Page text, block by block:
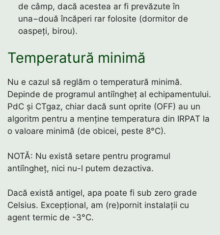
de câmp, dacă acestea ar fi prevăzute în
una−două încăperi rar folosite (dormitor de
oaspeți, birou).
Temperatură minimă
Nu e cazul să reglăm o temperatură minimă.
Depinde de programul antiîngheț al echipamentului.
PdC și CTgaz, chiar dacă sunt oprite (OFF) au un
algoritm pentru a menține temperatura din IRPAT la
o valoare minimă (de obicei, peste 8°C).
NOTĂ: Nu există setare pentru programul
antiîngheț, nici nu-l putem dezactiva.
Dacă există antigel, apa poate fi sub zero grade
Celsius. Excepțional, am (re)pornit instalații cu
agent termic de -3°C.